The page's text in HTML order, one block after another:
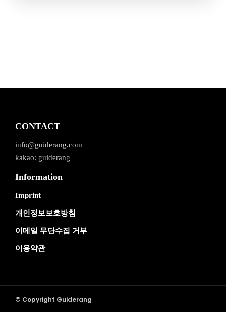
CONTACT
info@guiderang.com
kakao: guiderang
Information
Imprint
개인정보보호방침
이메일 무단수집 거부
이용약관
© Copyright Guiderang